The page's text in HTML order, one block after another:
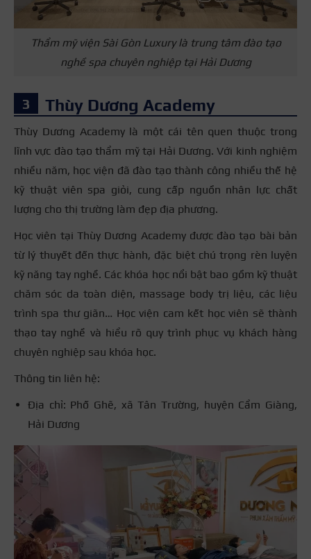
Thẩm mỹ viện Sài Gòn Luxury là trung tâm đào tạo
nghề spa chuyên nghiệp tại Hải Dương
Thùy Dương Academy
Thùy Dương Academy là một cái tên quen thuộc trong
lĩnh vực đào tạo thẩm mỹ tại Hải Dương. Với kinh nghiệm
nhiều năm, học viện đã đào tạo thành công nhiều thế hệ
kỹ thuật viên spa giỏi, cung cấp nguồn nhân lực chất
lượng cho thị trường làm đẹp địa phương.
Học viên tại Thùy Dương Academy được đào tạo bài bản
từ lý thuyết đến thực hành, đặc biệt chú trọng rèn luyện
kỹ năng tay nghề. Các khóa học nổi bật bao gồm kỹ thuật
chăm sóc da toàn diện, massage body trị liệu, các liệu
trình spa thư giãn… Học viện cam kết học viên sẽ thành
thạo tay nghề và hiểu rõ quy trình phục vụ khách hàng
chuyên nghiệp sau khóa học.
Thông tin liên hệ:
Địa chỉ: Phố Ghẽ, xã Tân Trường, huyện Cẩm Giàng,
Hải Dương